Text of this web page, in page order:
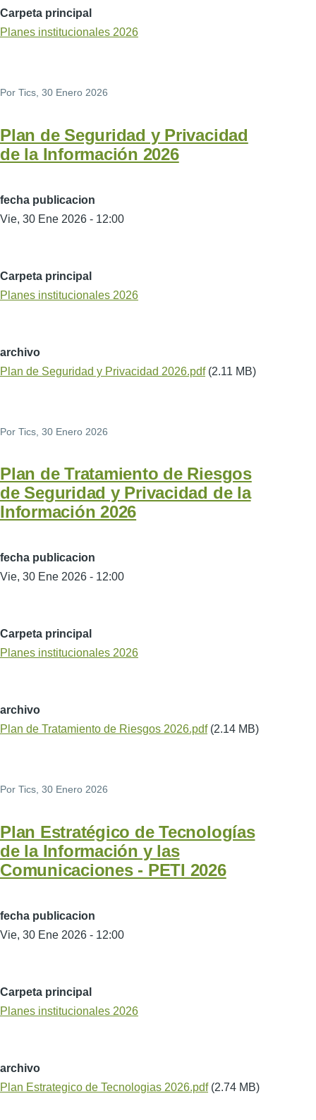
Carpeta principal
Planes institucionales 2026
Por Tics , 30 Enero 2026
Plan de Seguridad y Privacidad
de la Información 2026
fecha publicacion
Vie, 30 Ene 2026 - 12:00
Carpeta principal
Planes institucionales 2026
archivo
Plan de Seguridad y Privacidad 2026.pdf (2.11 MB)
Por Tics , 30 Enero 2026
Plan de Tratamiento de Riesgos
de Seguridad y Privacidad de la
Información 2026
fecha publicacion
Vie, 30 Ene 2026 - 12:00
Carpeta principal
Planes institucionales 2026
archivo
Plan de Tratamiento de Riesgos 2026.pdf (2.14 MB)
Por Tics, 30 Enero 2026
Plan Estratégico de Tecnologías
de la Información y las
Comunicaciones -­ PETI 2026
fecha publicacion
Vie, 30 Ene 2026 - 12:00
Carpeta principal
Planes institucionales 2026
archivo
Plan Estrategico de Tecnologias 2026.pdf (2.74 MB)